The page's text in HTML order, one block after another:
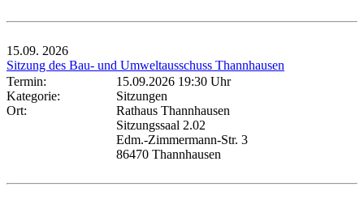
15.09. 2026
Sitzung des Bau- und Umweltausschuss Thannhausen
Termin:
15.09.2026 19:30 Uhr
Kategorie:
Sitzungen
Ort:
Rathaus Thannhausen
Sitzungssaal 2.02
Edm.-Zimmermann-Str. 3
86470 Thannhausen